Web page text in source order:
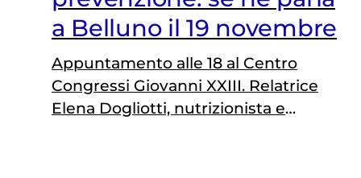
a Belluno il 19 novembre
Appuntamento alle 18 al Centro
Congressi Giovanni XXIII. Relatrice
Elena Dogliotti, nutrizionista e